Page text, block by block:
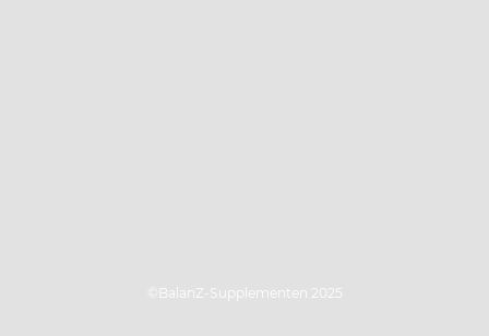
©BalanZ-Supplementen 2025